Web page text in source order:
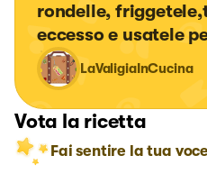
rondelle,
eccesso e usatele
LaValigiaInCucina
Vota la ricetta
Fai sentire la tua